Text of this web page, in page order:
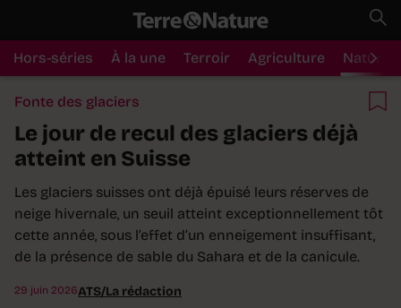
Hors-séries À la une Terroir Agriculture Nature
Fonte des glaciers
Le jour de recul des glaciers déjà
atteint en Suisse
Les glaciers suisses ont déjà épuisé leurs réserves de
neige hivernale, un seuil atteint exceptionnellement tôt
cette année, sous l’effet d’un enneigement insuffisant,
de la présence de sable du Sahara et de la canicule.
29 juin 2026ATS/La rédaction